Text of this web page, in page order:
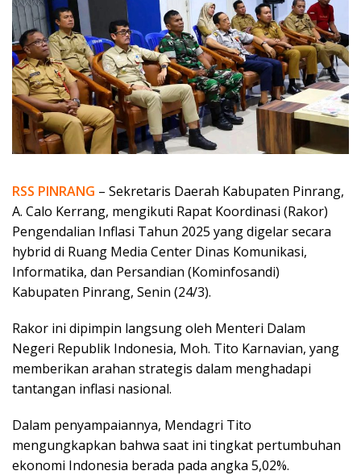
RSS PINRANG – Sekretaris Daerah Kabupaten Pinrang,
A. Calo Kerrang, mengikuti Rapat Koordinasi (Rakor)
Pengendalian Inflasi Tahun 2025 yang digelar secara
hybrid di Ruang Media Center Dinas Komunikasi,
Informatika, dan Persandian (Kominfosandi)
Kabupaten Pinrang, Senin (24/3).
Rakor ini dipimpin langsung oleh Menteri Dalam
Negeri Republik Indonesia, Moh. Tito Karnavian, yang
memberikan arahan strategis dalam menghadapi
tantangan inflasi nasional.
Dalam penyampaiannya, Mendagri Tito
mengungkapkan bahwa saat ini tingkat pertumbuhan
ekonomi Indonesia berada pada angka 5,02%.